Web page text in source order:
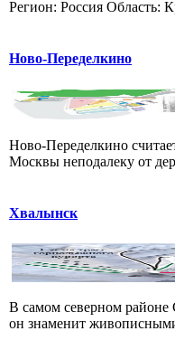
Регион: Россия Область:
Ново-Переделкино
Ново-Переделкино
Москвы неподалеку от
Хвалынск
В самом северном
он знаменит